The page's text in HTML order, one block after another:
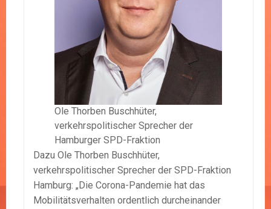
Ole Thorben Buschhüter,
verkehrspolitischer Sprecher der
Hamburger SPD-Fraktion
Dazu Ole Thorben Buschhüter,
verkehrspolitischer Sprecher der SPD-Fraktion
Hamburg: „Die Corona-Pandemie hat das
Mobilitätsverhalten ordentlich durcheinander